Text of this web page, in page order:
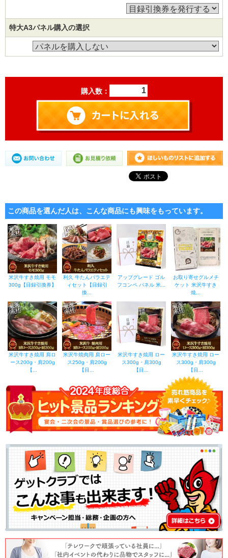
特大A3パネル購入の選択
購入数：
この商品を選んだ人は、こんな商品にも興味をもっています。
米沢牛すき焼用 モモ
300g【目録引換券】
利久 牛たんバラエテ
ィセット【目録引
換...
アップグレード ゴル
フコンペ パネル 米...
お取り寄せグルメチ
ケット 米沢牛すき
焼...
米沢牛すき焼用 肩ロ
ース200g・肩200g
【...
米沢牛焼肉用 肩ロー
ス250g・肩200g
【目...
米沢牛すき焼用 ロー
ス300g・肩300g
【目...
米沢牛すき焼用 ロー
ス300g・肩300g
【目...